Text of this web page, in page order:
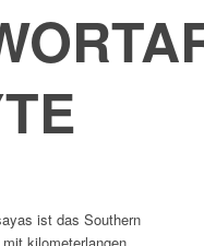
ist das Southern